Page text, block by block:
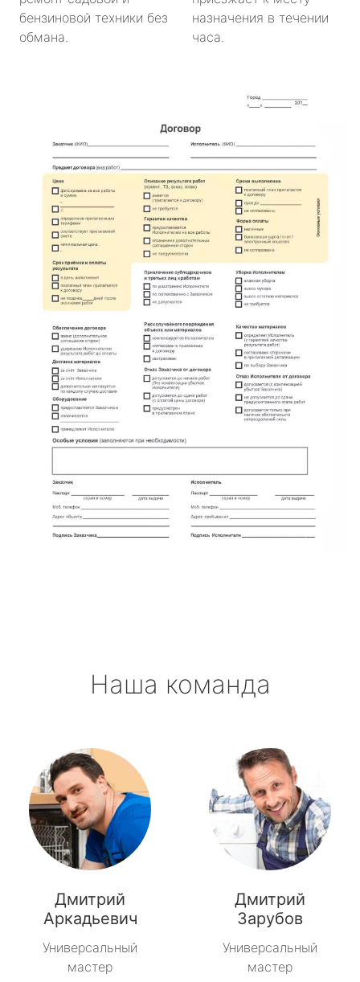
бензиновой техники без
обмана.
назначения в течении
часа.
Наша команда
Дмитрий
Аркадьевич
Универсальный
мастер
Дмитрий
Зарубов
Универсальный
мастер